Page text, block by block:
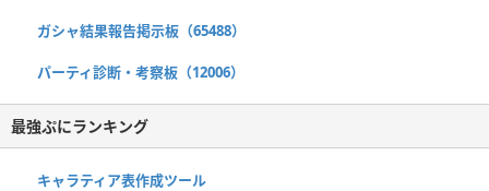
ガシャ結果報告掲示板（65488）
パーティ診断・考察板（12006）
最強ぷにランキング
キャラティア表作成ツール